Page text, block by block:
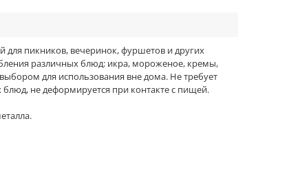
пикников, вечеринок, фуршетов и других
различных блюд: икра, мороженое, кремы,
для использования вне дома. Не требует
не деформируется при контакте с пищей.